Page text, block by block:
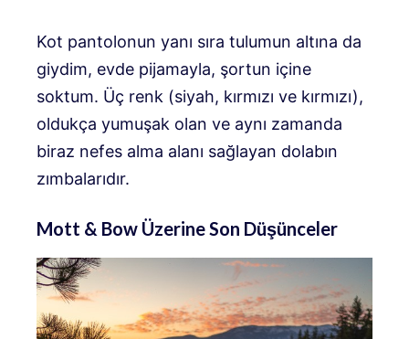
Kot pantolonun yanı sıra tulumun altına da
giydim, evde pijamayla, şortun içine
soktum. Üç renk (siyah, kırmızı ve kırmızı),
oldukça yumuşak olan ve aynı zamanda
biraz nefes alma alanı sağlayan dolabın
zımbalarıdır.
Mott & Bow Üzerine Son Düşünceler